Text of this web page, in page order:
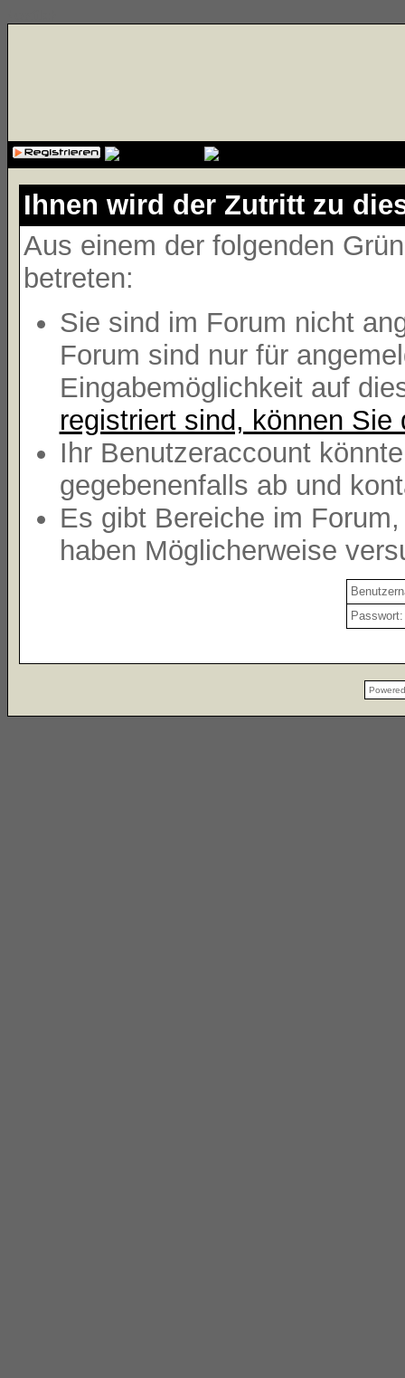
Ihnen wird der Zutritt zu
Aus einem der folgenden
betreten:
Sie sind im Forum nicht
Forum sind nur für
Eingabemöglichkeit auf
registriert sind, können Sie
Ihr Benutzeraccount
gegebenenfalls ab und
Es gibt Bereiche im
haben Möglicherweise
Passwort: